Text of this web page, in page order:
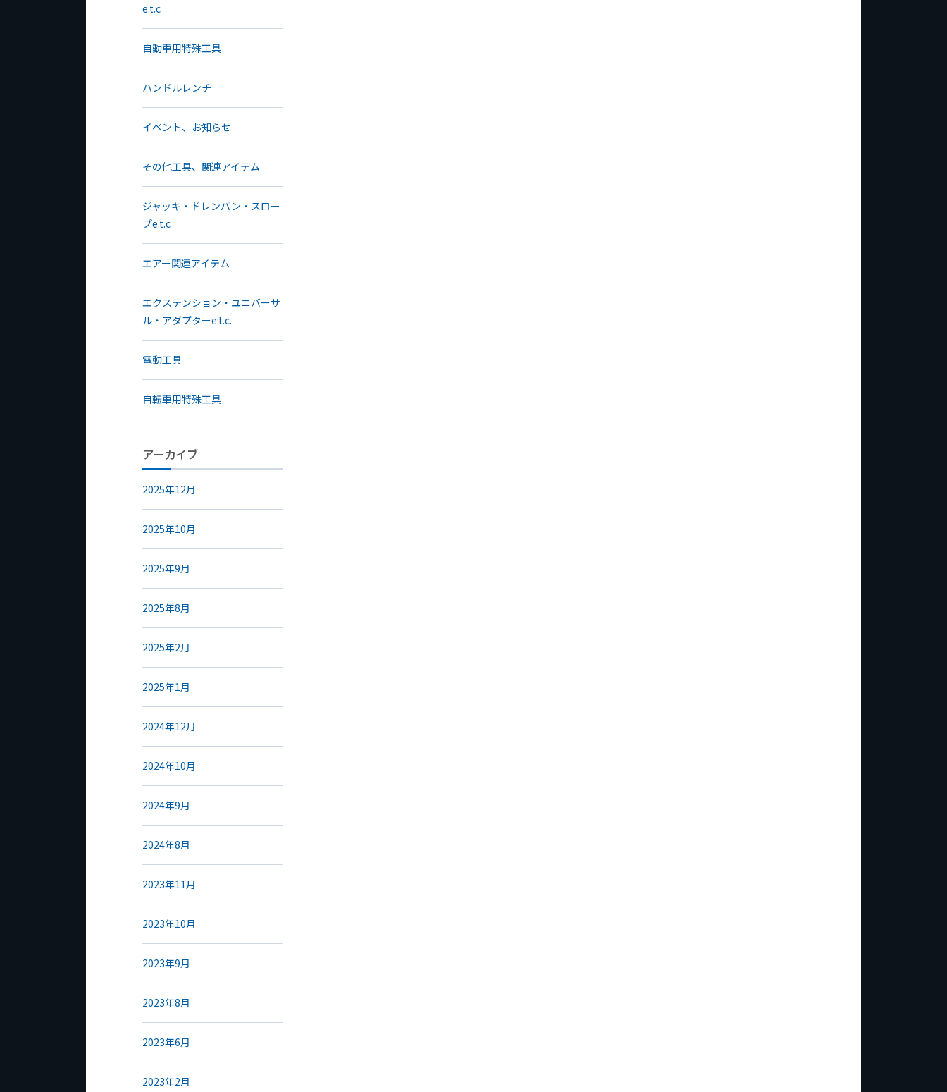
e.t.c
自動車用特殊工具
ハンドルレンチ
イベント、お知らせ
その他工具、関連アイテム
ジャッキ・ドレンパン・スロー
プe.t.c
エアー関連アイテム
エクステンション・ユニバーサ
ル・アダプターe.t.c.
電動工具
自転車用特殊工具
アーカイブ
2025年12月
2025年10月
2025年9月
2025年8月
2025年2月
2025年1月
2024年12月
2024年10月
2024年9月
2024年8月
2023年11月
2023年10月
2023年9月
2023年8月
2023年6月
2023年2月